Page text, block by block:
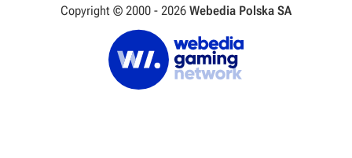
Copyright © 2000 - 2026 Webedia Polska SA